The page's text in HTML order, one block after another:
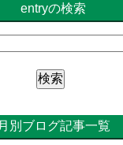
entryの検索
月別ブログ記事一覧